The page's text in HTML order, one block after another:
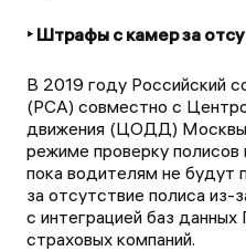
‣ Штрафы с камер за
В 2019 году Российский
(РСА) совместно с
движения (ЦОДД) Москвы
режиме проверку
пока водителям не будут
за отсутствие полиса из-
с интеграцией баз
страховых компаний.